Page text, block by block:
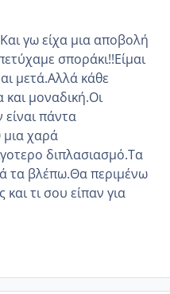
γω είχα μια αποβολή
σποράκι!!Είμαι
μετά.Αλλά κάθε
και μοναδική.Οι
πάντα
μια χαρά
διπλασιασμό.Τα
τα βλέπω.Θα περιμένω
τι σου είπαν για